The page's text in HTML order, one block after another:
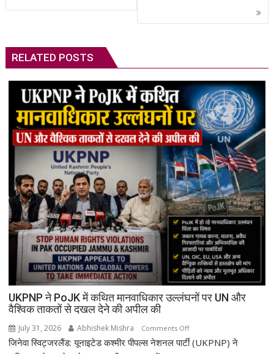
RELATED POSTS
UKPNP ने PoJK में कथित मानवाधिकार उल्लंघनों पर UN और
वैश्विक ताकतों से दखल देने की अपील की
July 31, 2026 Abhishek Mishra Comments Offon
UKPNP
जिनेवा स्विट्जरलैंड: यूनाइटेड कश्मीर पीपल्स नेशनल पार्टी (UKPNP) ने